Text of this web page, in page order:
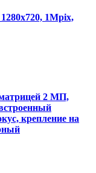
1Mpix,
2 МП,
крепление на